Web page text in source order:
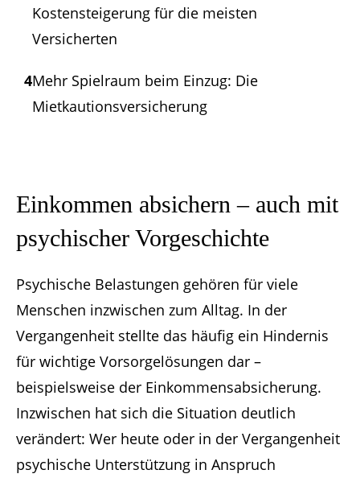
Kostensteigerung für die meisten
Versicherten
4Mehr Spielraum beim Einzug: Die
Mietkautions­versicherung
Einkommen absichern – auch mit
psychischer Vorgeschichte
Psychische Belastungen gehören für viele
Menschen inzwischen zum Alltag. In der
Vergangenheit stellte das häufig ein Hindernis
für wichtige Vorsorgelösungen dar –
beispielsweise der Einkommensabsicherung.
Inzwischen hat sich die Situation deutlich
verändert: Wer heute oder in der Vergangenheit
psychische Unterstützung in Anspruch